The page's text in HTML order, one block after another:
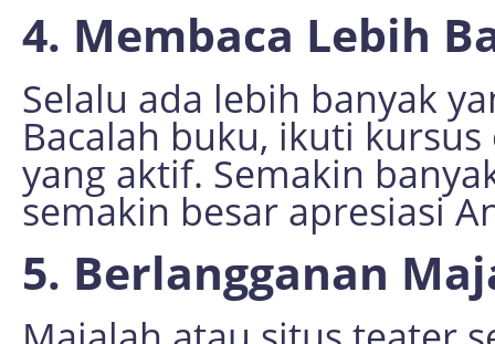
4. Membaca Lebih
Selalu ada lebih banyak
Bacalah buku, ikuti
yang aktif. Semakin
semakin besar apresiasi
5. Berlangganan